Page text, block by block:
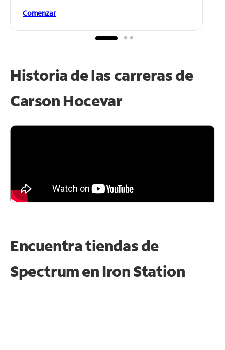
Comenzar
Historia de las carreras de
Carson Hocevar
Encuentra tiendas de
Spectrum en Iron Station